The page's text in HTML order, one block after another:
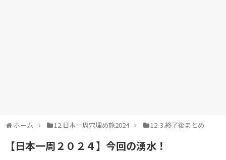
ホーム 12.日本一周穴埋め旅2024 12-3.終了後まとめ
【日本一周２０２４】今回の湧水！